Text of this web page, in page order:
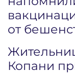
от
Копани